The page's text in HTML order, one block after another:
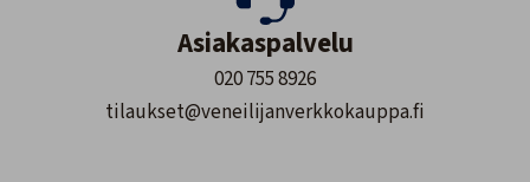
Asiakaspalvelu
020 755 8926
tilaukset@veneilijanverkkokauppa.fi